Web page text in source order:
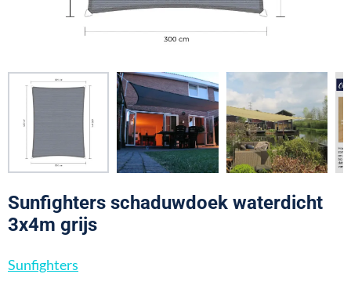
Sunfighters schaduwdoek waterdicht
3x4m grijs
Sunfighters